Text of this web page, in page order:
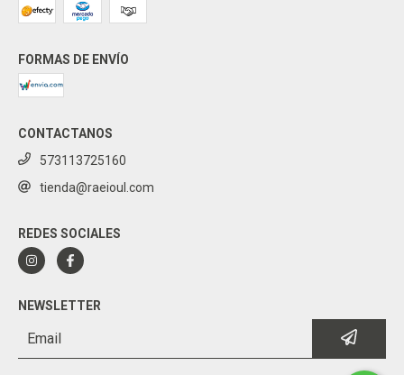
FORMAS DE ENVÍO
CONTACTANOS
573113725160
tienda@raeioul.com
REDES SOCIALES
NEWSLETTER